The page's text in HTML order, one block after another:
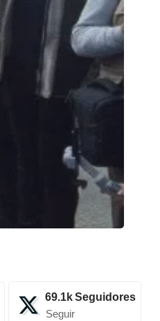
69.1kSeguidores
Seguir